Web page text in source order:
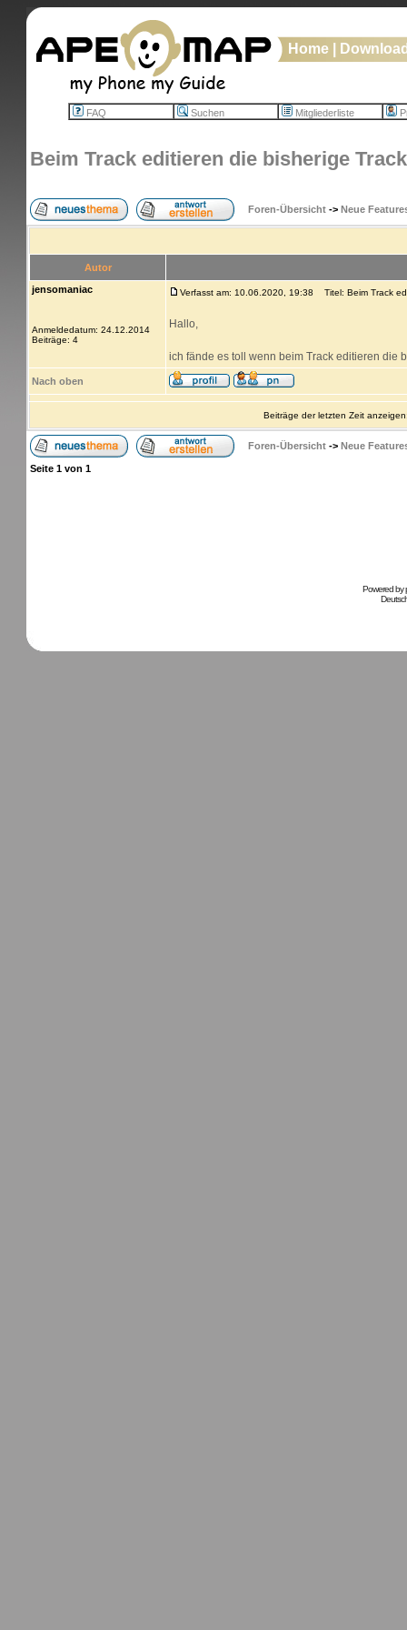
Home
FAQ Suchen Mitgliederliste
Beim Track editieren die bisherige
Foren-Übersicht -> Neue
Autor
jensomaniac
Anmeldedatum: 24.12.2014
Beiträge: 4
Verfasst am: 10.06.2020, 19:38 Titel: Beim Track
Hallo,
ich fände es toll wenn beim Track editieren die
Nach oben
Beiträge der letzten Zeit
Foren-Übersicht -> Neue
Seite 1 von 1
Powered by